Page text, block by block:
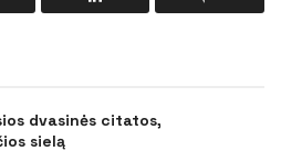
dvasinės citatos,
sielą